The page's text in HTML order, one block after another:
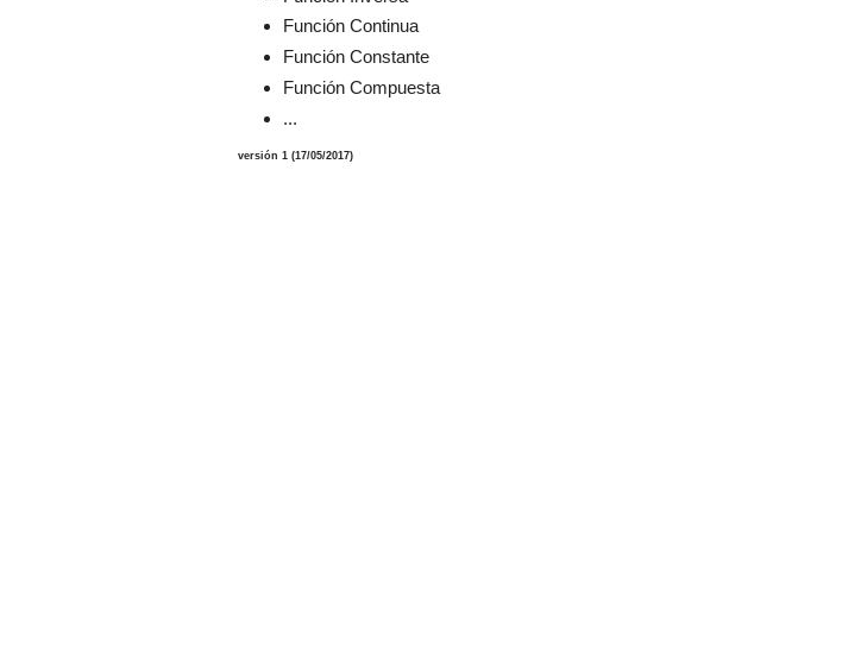
Función Continua
Función Constante
Función Compuesta
...
versión 1 (17/05/2017)